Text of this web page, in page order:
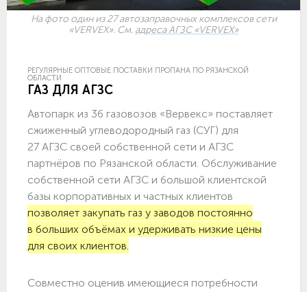
На фото один из 27 автозаправочных комплексов сети
«VERVEX». См. адреса АГЗС «VERVEX»
РЕГУЛЯРНЫЕ ОПТОВЫЕ ПОСТАВКИ ПРОПАНА ПО РЯЗАНСКОЙ
ОБЛАСТИ
ГАЗ ДЛЯ АГЗС
Автопарк из 36 газовозов «Вервекс» поставляет
сжиженный углеводородный газ (СУГ) для
27 АГЗС своей собственной сети и АГЗС
партнёров по Рязанской области. Обслуживание
собственной сети АГЗС и большой клиентской
базы корпоративных и частных клиентов
позволяет закупать газ у заводов постоянно
в больших объёмах и удерживать низкие цены
для своих клиентов.
Совместно оценив имеющиеся потребности